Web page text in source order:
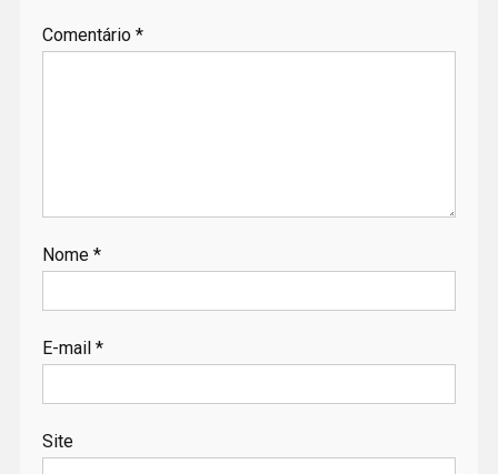
Comentário *
Nome *
E-mail *
Site